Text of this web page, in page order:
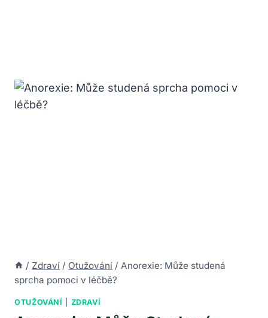
/ Zdraví / Otužování / Anorexie: Může studená
sprcha pomoci v léčbě?
OTUŽOVÁNÍ ZDRAVÍ